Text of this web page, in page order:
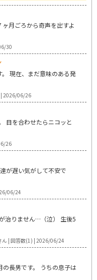
月ごろから奇声を出すよ
30
現在、まだ意味のある発
| 2026/06/26
目を合わせたらニコッと
26
が遅い気がして不安で
06/24
治りません…（泣） 生後5
ん | 回答数(1) | 2026/06/24
長男です。 うちの息子は